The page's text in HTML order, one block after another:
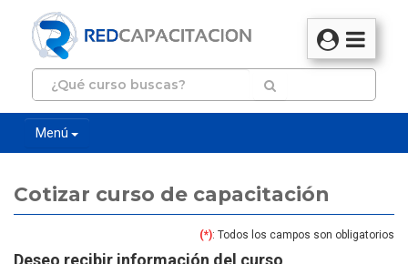
Menú
Cotizar curso de capacitación
(*): Todos los campos son obligatorios
Deseo recibir información del curso